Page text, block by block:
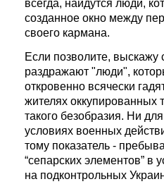
всегда, найдутся люди,
созданное окно между
своего кармана.
Если позволите,
раздражают "люди",
откровенно всячески
жителях оккупированных
такого безобразия. Ни
условиях военных
тому показатель -
“сепарских элементов” в
на подконтрольных